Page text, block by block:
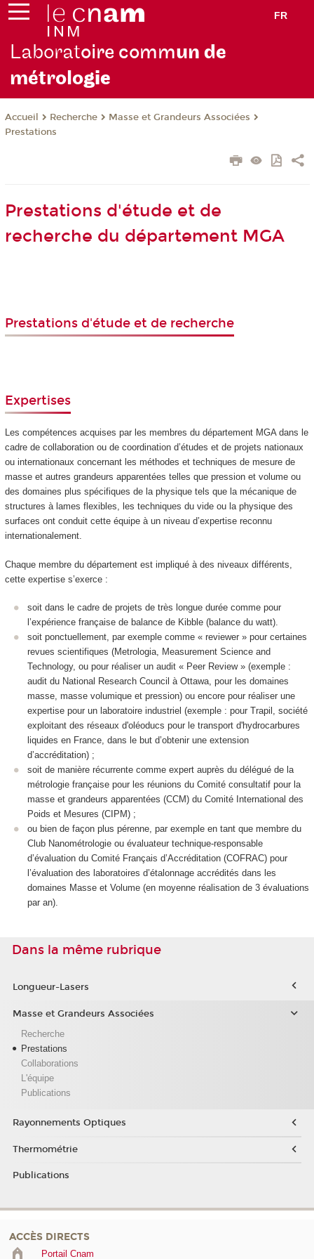
FR
Laboratoire commun de
métrologie
Accueil Recherche
Masse et Grandeurs Associées
Prestations
Prestations d'étude et de
recherche du département MGA
Prestations d'étude et de recherche
Expertises
Les compétences acquises par les membres du département MGA dans le
cadre de collaboration ou de coordination d’études et de projets nationaux
ou internationaux concernant les méthodes et techniques de mesure de
masse et autres grandeurs apparentées telles que pression et volume ou
des domaines plus spécifiques de la physique tels que la mécanique de
structures à lames flexibles, les techniques du vide ou la physique des
surfaces ont conduit cette équipe à un niveau d’expertise reconnu
internationalement.
Chaque membre du département est impliqué à des niveaux différents,
cette expertise s’exerce :
soit dans le cadre de projets de très longue durée comme pour
l’expérience française de balance de Kibble (balance du watt).
soit ponctuellement, par exemple comme « reviewer » pour certaines
revues scientifiques (Metrologia, Measurement Science and
Technology, ou pour réaliser un audit « Peer Review » (exemple :
audit du National Research Council à Ottawa, pour les domaines
masse, masse volumique et pression) ou encore pour réaliser une
expertise pour un laboratoire industriel (exemple : pour Trapil, société
exploitant des réseaux d'oléoducs pour le transport d'hydrocarbures
liquides en France, dans le but d’obtenir une extension
d’accréditation) ;
soit de manière récurrente comme expert auprès du délégué de la
métrologie française pour les réunions du Comité consultatif pour la
masse et grandeurs apparentées (CCM) du Comité International des
Poids et Mesures (CIPM) ;
ou bien de façon plus pérenne, par exemple en tant que membre du
Club Nanométrologie ou évaluateur technique-responsable
d’évaluation du Comité Français d’Accréditation (COFRAC) pour
l’évaluation des laboratoires d’étalonnage accrédités dans les
domaines Masse et Volume (en moyenne réalisation de 3 évaluations
par an).
Dans la même rubrique
Longueur-Lasers
Masse et Grandeurs Associées
Recherche
Prestations
Collaborations
L'équipe
Publications
Rayonnements Optiques
Thermométrie
Publications
ACCÈS DIRECTS
Portail Cnam